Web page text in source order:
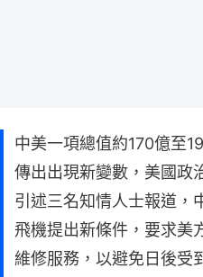
中美一項總值約170億至
傳出出現新變數，美國政
引述三名知情人士報道，
飛機提出新條件，要求美
維修服務，以避免日後受